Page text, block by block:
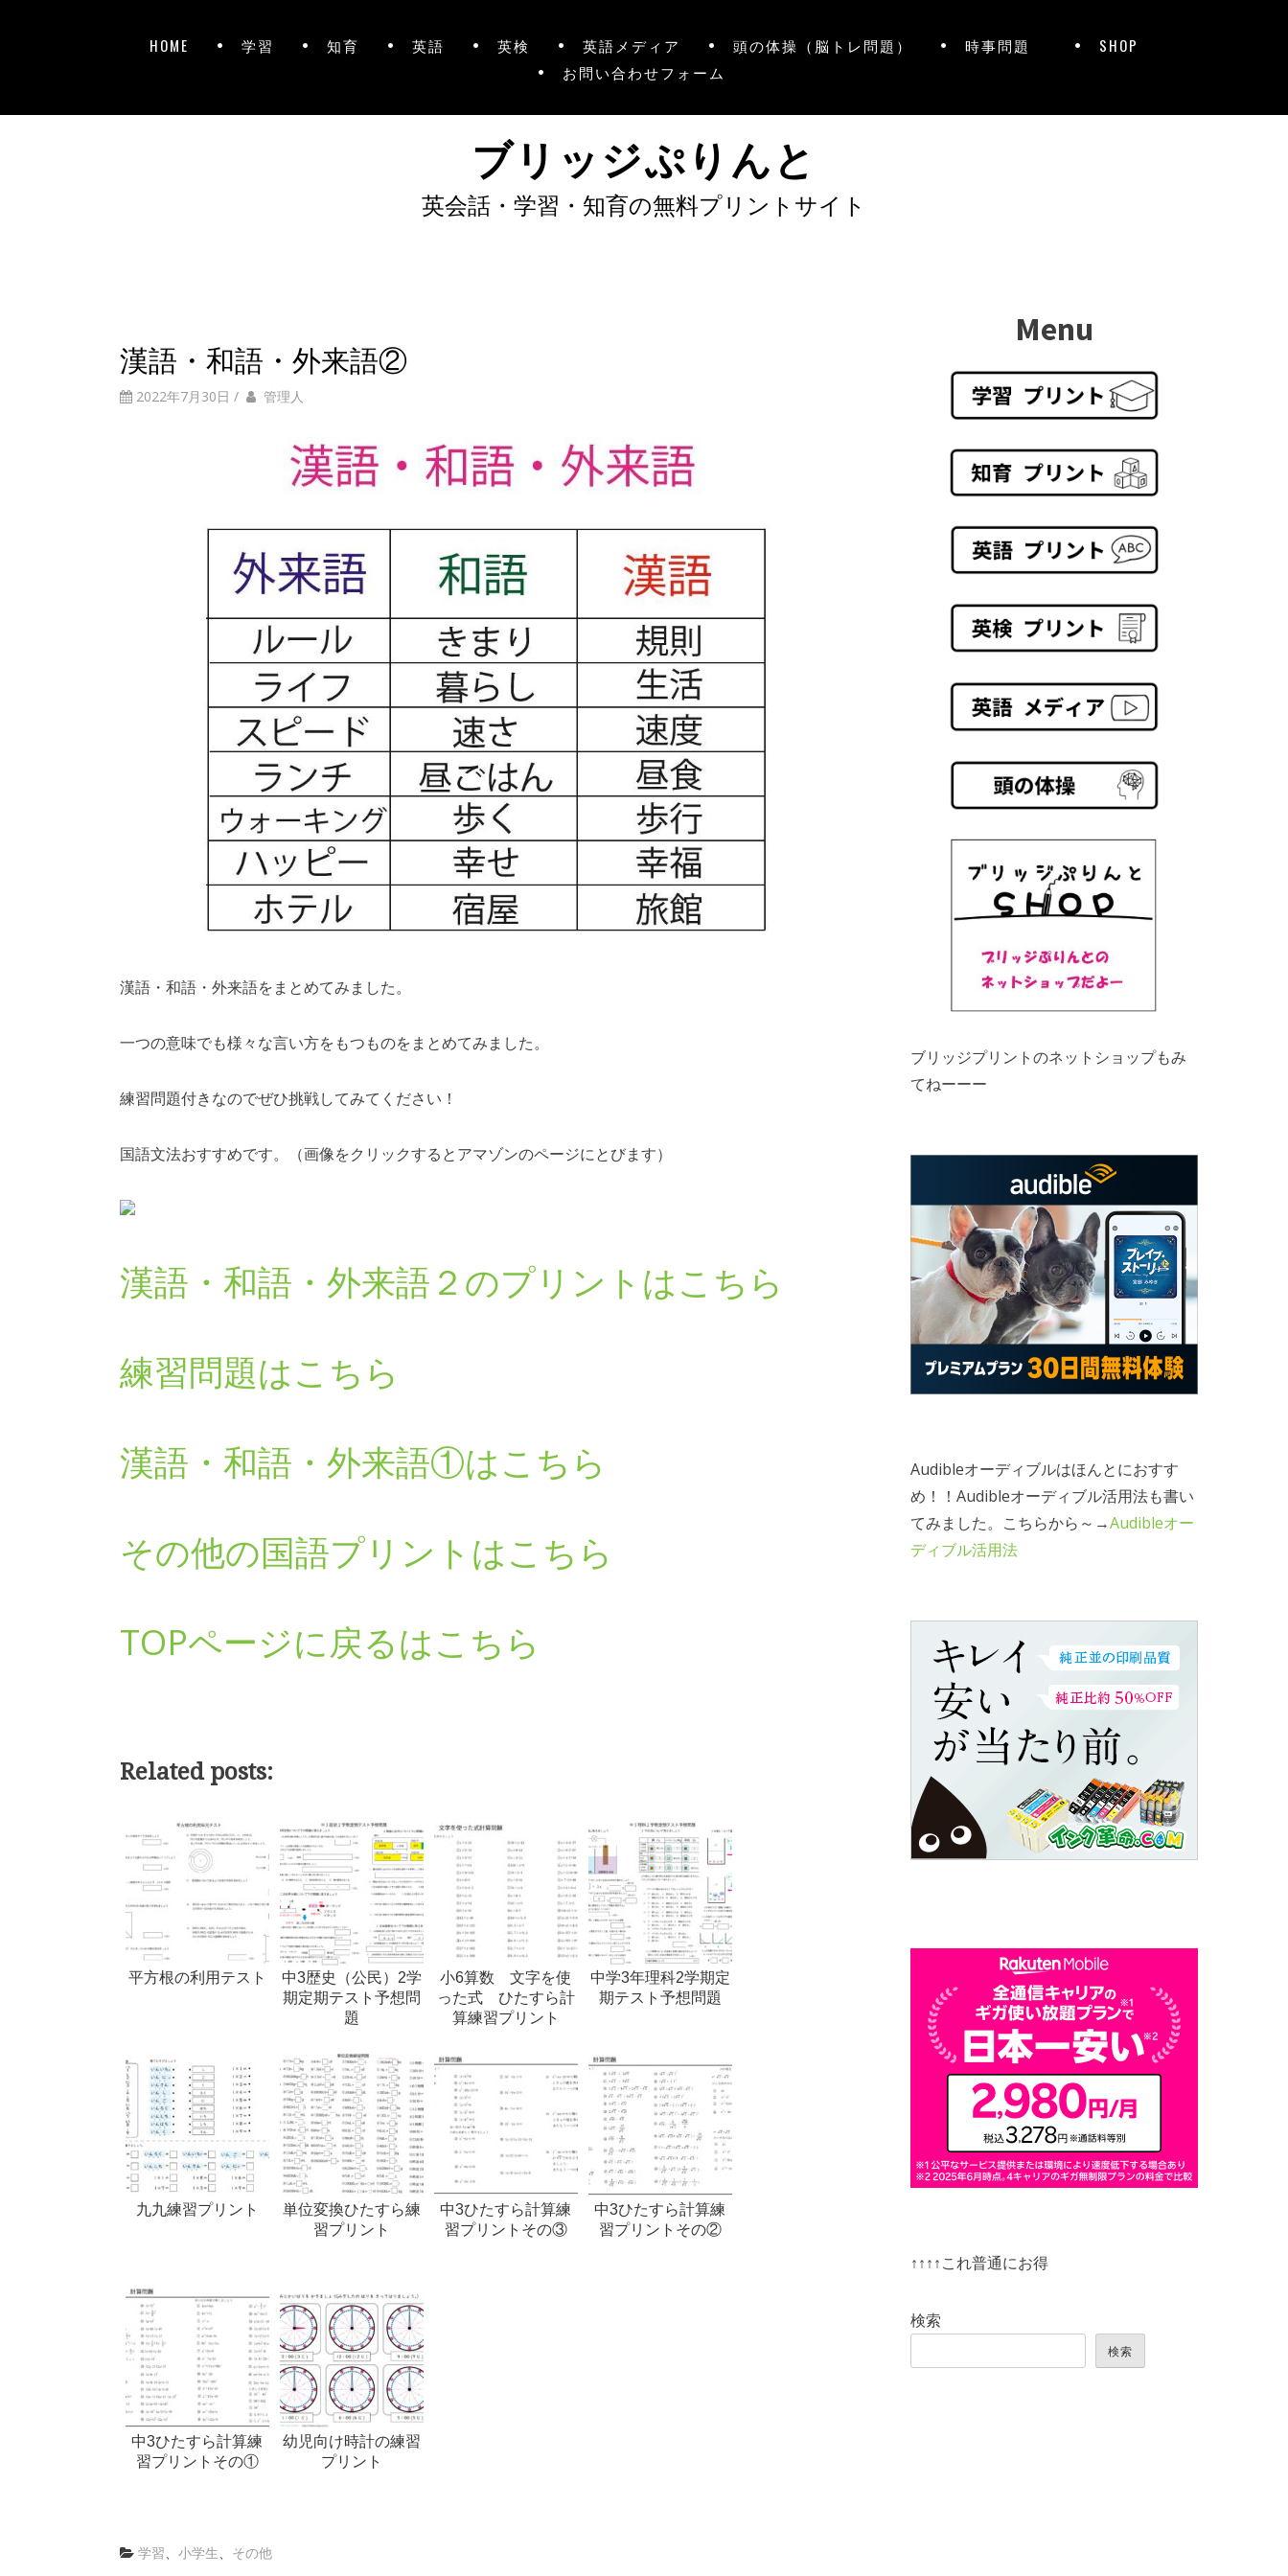
HOME 学習 知育 英語 英検 英語メディア 頭の体操（脳トレ問題） 時事問題
SHOP
お問い合わせフォーム
ブリッジぷりんと
英会話・学習・知育の無料プリントサイト
漢語・和語・外来語②
2022年7月30日 / 管理人
漢語・和語・外来語をまとめてみました。
一つの意味でも様々な言い方をもつものをまとめてみました。
練習問題付きなのでぜひ挑戦してみてください！
国語文法おすすめです。（画像をクリックするとアマゾンのページにとびます）
漢語・和語・外来語２のプリントはこちら
練習問題はこちら
漢語・和語・外来語①はこちら
その他の国語プリントはこちら
TOPページに戻るはこちら
Related posts:
平方根の利用テスト
中3歴史（公民）2学
期定期テスト予想問
題
小6算数 文字を使
った式 ひたすら計
算練習プリント
中学3年理科2学期定
期テスト予想問題
九九練習プリント
単位変換ひたすら練
習プリント
中3ひたすら計算練
習プリントその③
中3ひたすら計算練
習プリントその②
中3ひたすら計算練
習プリントその①
幼児向け時計の練習
プリント
学習、 小学生、 その他
Menu
ブリッジプリントのネットショップもみ
てねーーー
Audibleオーディブルはほんとにおすす
め！！Audibleオーディブル活用法も書い
てみました。こちらから～→Audibleオー
ディブル活用法
↑↑↑↑これ普通にお得
検索
検索